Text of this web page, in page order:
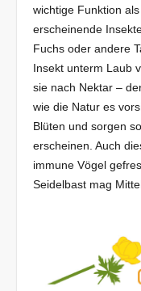
wichtige Funktion
erscheinende
Fuchs oder andere
Insekt unterm Laub
sie nach Nektar –
wie die Natur es
Blüten und sorgen
erscheinen. Auch
immune Vögel
Seidelbast mag